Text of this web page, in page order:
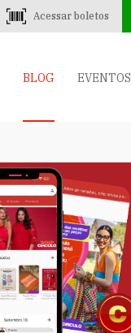
Acessar boletos
BLOG EVENTOS